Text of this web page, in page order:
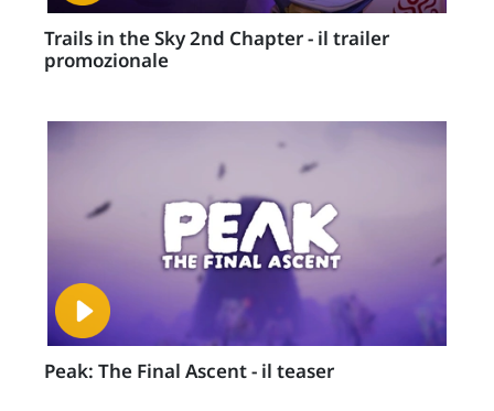
Trails in the Sky 2nd Chapter - il trailer
promozionale
Peak: The Final Ascent - il teaser